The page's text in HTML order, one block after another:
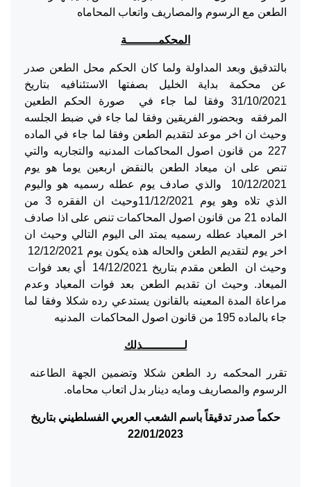
الطعن مع الرسوم والمصاريف واتعاب المحاماه
المحكمـــــــــة
بالتدقيق وبعد المداولة ولما كان الحكم محل الطعن صدر
عن محكمة بداية الخليل بصفتها الاستئنافيه بتاريخ
31/10/2021 وفقا لما جاء في صورة الحكم الطعين
المرفقه وبحضور الفريقين وفقا لما جاء في ضبط الجلسه
وحيث ان اخر موعد لتقديم الطعن وفقا لما جاء في الماده
227 من قانون اصول المحاكمات المدنيه والتجاريه والتي
تنص على ان ميعاد الطعن بالنقض اربعين يوما هو يوم
10/12/2021 والذي صادف يوم عطله رسميه هو واليوم
الذي تلاه وهو يوم 11/12/2021وحيث ان الفقره 3 من
الماده 21 من قانون اصول المحاكمات تنص على اذا صادف
اخر المعياد عطله رسميه يمتد الى اليوم التالي وحيث ان
وحيث ان الطعن مقدم بتاريخ 14/12/2021 أي بعد فوات
الميعاد. وحيث ان تقديم الطعن بعد فوات المعياد وعدم
مراعاة المدة المعينه بالقانون يستدعي رده شكلا وفقا لما
جاء بالماده 195 من قانون اصول المحاكمات المدنيه
لــــــــــــذلك
تقرر المحكمه رد الطعن شكلا وتضمين الجهة الطاعنه
الرسوم والمصاريف ومايه دينار بدل اتعاب محاماه.
حكماً صدر تدقيقاً باسم الشعب العربي الفسلطيني بتاريخ
22/01/2023